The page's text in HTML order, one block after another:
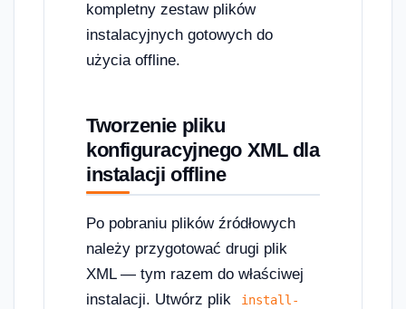
kompletny zestaw plików
instalacyjnych gotowych do
użycia offline.
Tworzenie pliku
konfiguracyjnego XML dla
instalacji offline
Po pobraniu plików źródłowych
należy przygotować drugi plik
XML — tym razem do właściwej
instalacji. Utwórz plik
install-